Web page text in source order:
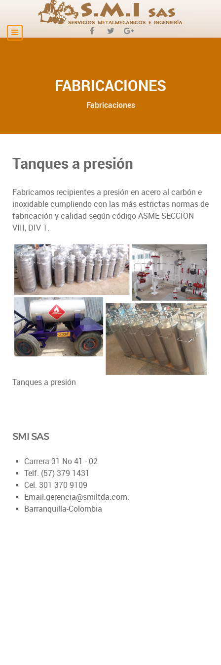
FABRICACIONES
Fabricaciones
Tanques a presión
Fabricamos recipientes a presión en acero al carbón e
inoxidable cumpliendo con las más estrictas normas de
fabricación y calidad según código ASME SECCION
VIII, DIV 1.
Tanques a presión
SMI SAS
Carrera 31 No 41 - 02
Telf. (57) 379 1431
Cel. 301 370 9109
Email:gerencia@smiltda.com.
Barranquilla-Colombia